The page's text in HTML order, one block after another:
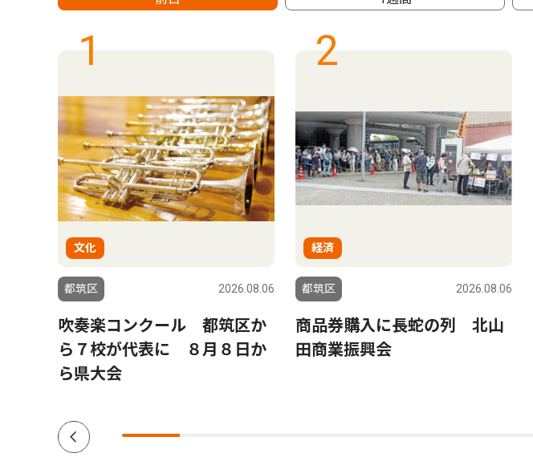
1
文化
都筑区 2026.08.06
吹奏楽コンクール 都筑区か
ら７校が代表に ８月８日か
ら県大会
2
経済
都筑区 2026.08.06
商品券購入に長蛇の列 北山
田商業振興会